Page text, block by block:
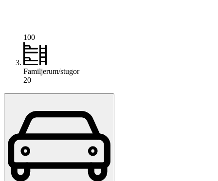
100
Familjerum/stugor
20